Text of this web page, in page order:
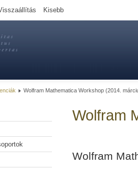
Kisebb
Wolfram Mathematica Workshop (2014.
Wolfram
Wolfram